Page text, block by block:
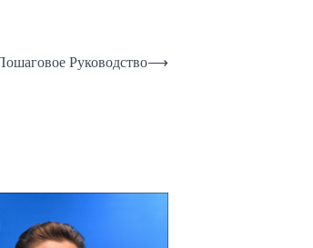
Руководство⟶